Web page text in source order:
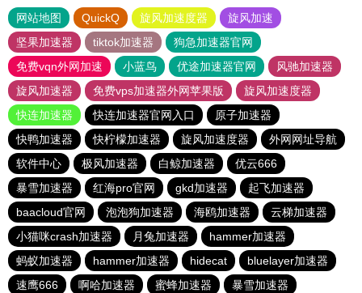
网站地图 QuickQ 旋风加速度器
旋风加速
坚果加速器
tiktok加速器
狗急加速器官网
免费vqn外网加速
小蓝鸟 优途加速器官网
风驰加速器
旋风加速器
免费vps加速器外网苹果版
旋风加速度器
快连加速器
快连加速器官网入口
原子加速器
快鸭加速器
快柠檬加速器 旋风加速度器
外网网址导航
软件中心
极风加速器 白鲸加速器
优云666
暴雪加速器
红海pro官网 gkd加速器
起飞加速器
baacloud官网
泡泡狗加速器 海鸥加速器
云梯加速器
小猫咪crash加速器
月兔加速器
hammer加速器
蚂蚁加速器
hammer加速器 hidecat
bluelayer加速器
速鹰666
啊哈加速器 蜜蜂加速器
暴雪加速器